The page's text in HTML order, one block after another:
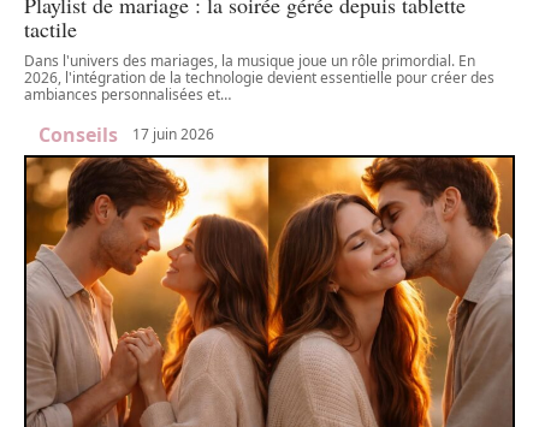
tactile
Dans l'univers des mariages, la musique joue un rôle primordial. En
2026, l'intégration de la technologie devient essentielle pour créer des
ambiances personnalisées et…
Conseils 17 juin 2026